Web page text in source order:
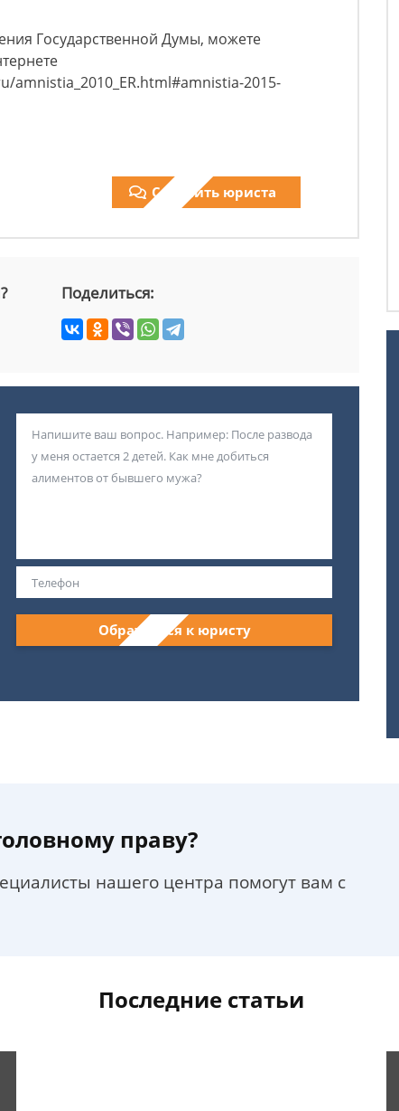
Государственной Думы, можете
2015-
Спросить юриста
Поделиться:
Обратиться к юристу
праву?
нашего центра помогут вам с
Последние статьи